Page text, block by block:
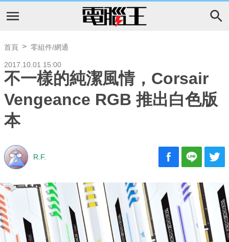
首頁 零組件/網通
2017.10.01 15:00
不一樣的純潔風情，Corsair
Vengeance RGB 推出白色版
本
R.F.